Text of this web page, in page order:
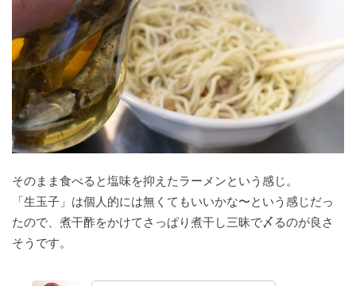
そのまま食べると塩味を抑えたラーメンという感じ。
「生玉子」は個人的には無くてもいいかな〜という感じだっ
たので、煮干酢をかけてさっぱり煮干し三昧で〆るのが良さ
そうです。